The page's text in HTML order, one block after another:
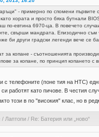
- примерно по спомени първите
хората и просто бяха бутнали
по-евтина 6970-ца. В повечето
свърши мандрата. Епизодично
би други градски легенди вече се
за копане - съотношенията
за копане, по принцип копането с
телефоните (поне тия на HTC)
си работят като пичове. В честия
този в по "високия" клас, но в
/ Лаптопи/ Re: Батерия или „ново“